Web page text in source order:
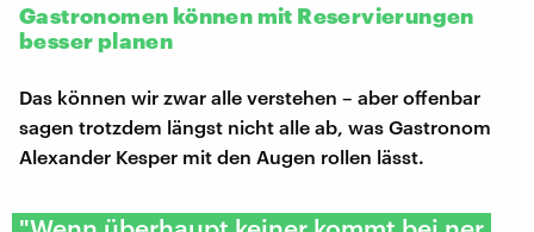
Gastronomen können mit Reservierungen
besser planen
Das können wir zwar alle verstehen – aber offenbar
sagen trotzdem längst nicht alle ab, was Gastronom
Alexander Kesper mit den Augen rollen lässt.